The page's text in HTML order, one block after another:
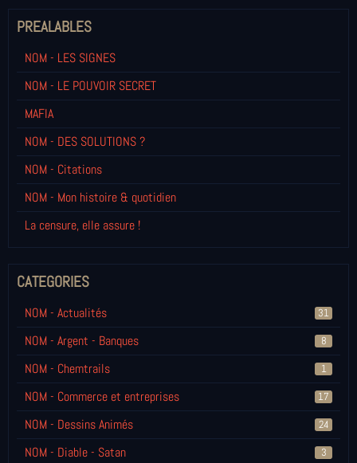
PREALABLES
NOM - LES SIGNES
NOM - LE POUVOIR SECRET
MAFIA
NOM - DES SOLUTIONS ?
NOM - Citations
NOM - Mon histoire & quotidien
La censure, elle assure !
CATEGORIES
NOM - Actualités 31
NOM - Argent - Banques 8
NOM - Chemtrails 1
NOM - Commerce et entreprises 17
NOM - Dessins Animés 24
NOM - Diable - Satan 3